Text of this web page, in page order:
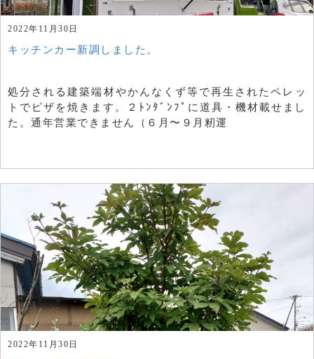
2022年11月30日
キッチンカー新調しました。
処分される建築端材やかんなくず等で再生されたペレッ
トでピザを焼きます。２ﾄﾝﾀﾞﾝﾌﾟに道具・機材載せまし
た。通年営業できません（６月〜９月籾運
2022年11月30日